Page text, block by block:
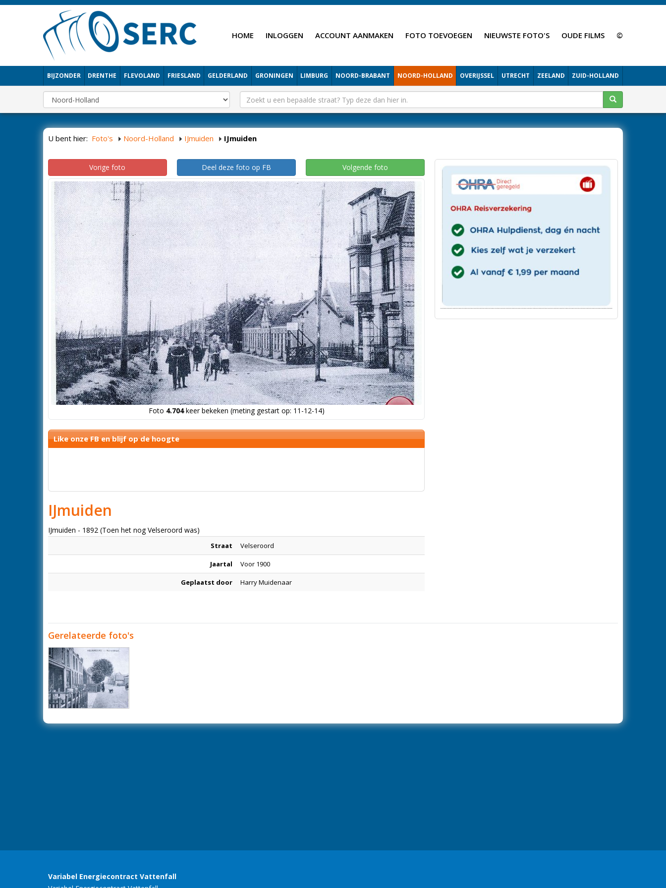
HOME INLOGGEN ACCOUNT AANMAKEN FOTO TOEVOEGEN NIEUWSTE FOTO'S OUDE FILMS ©
BIJZONDER DRENTHE FLEVOLAND FRIESLAND GELDERLAND GRONINGEN LIMBURG NOORD-BRABANT NOORD-HOLLAND OVERIJSSEL UTRECHT ZEELAND ZUID-HOLLAND
U bent hier: Foto's Noord-Holland IJmuiden IJmuiden
Vorige foto Deel deze foto op FB Volgende foto
Foto 4.704keer bekeken (meting gestart op: 11-12-14)
Like onze FB en blijf op de hoogte
IJmuiden
IJmuiden - 1892 (Toen het nog Velseroord was)
Straat Velseroord
Jaartal Voor 1900
Geplaatst door Harry Muidenaar
Gerelateerde foto's